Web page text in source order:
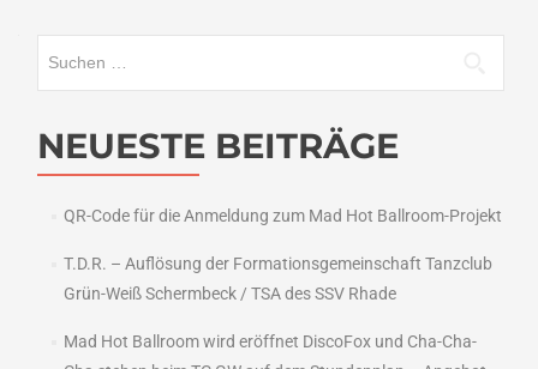
NEUESTE BEITRÄGE
QR-Code für die Anmeldung zum Mad Hot Ballroom-Projekt
T.D.R. – Auflösung der Formationsgemeinschaft Tanzclub
Grün-Weiß Schermbeck / TSA des SSV Rhade
Mad Hot Ballroom wird eröffnet DiscoFox und Cha-Cha-